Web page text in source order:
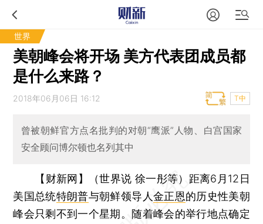
世界
美朝峰会将开场 美方代表团成员都
是什么来路？
2018年06月06日 16:12 T中
曾被朝鲜官方点名批判的对朝“鹰派”人物、白宫国家
安全顾问博尔顿也名列其中
【财新网】（世界说 徐一彤等） 距离6月12日
美国总统特朗普与朝鲜领导人金正恩的历史性美朝
峰会只剩不到一个星期。随着峰会的举行地点确定